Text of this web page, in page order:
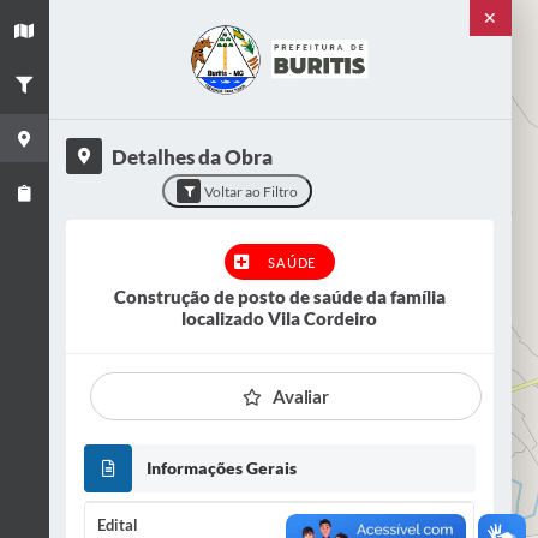
✕
Detalhes da Obra
Voltar ao Filtro
SAÚDE
Construção de posto de saúde da família
localizado Vila Cordeiro
Avaliar
Informações Gerais
Edital